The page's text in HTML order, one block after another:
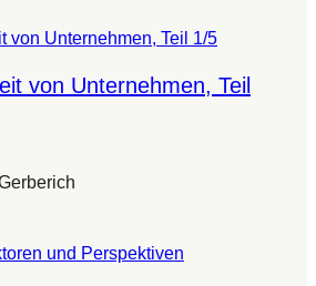
von Unternehmen, Teil